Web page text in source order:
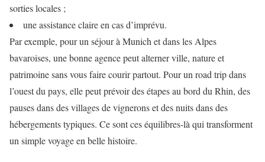
sorties locales ;
une assistance claire en cas d’imprévu.
Par exemple, pour un séjour à Munich et dans les Alpes
bavaroises, une bonne agence peut alterner ville, nature et
patrimoine sans vous faire courir partout. Pour un road trip dans
l’ouest du pays, elle peut prévoir des étapes au bord du Rhin, des
pauses dans des villages de vignerons et des nuits dans des
hébergements typiques. Ce sont ces équilibres-là qui transforment
un simple voyage en belle histoire.